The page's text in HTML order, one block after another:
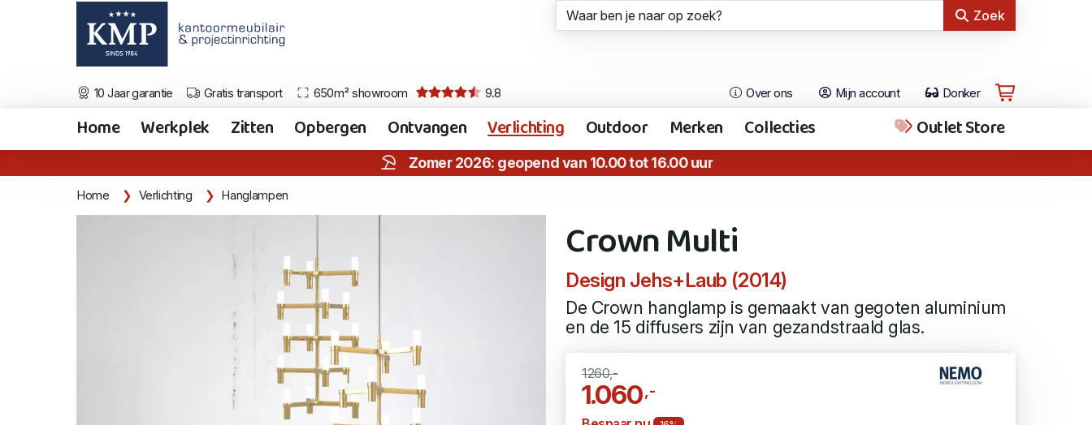
Zoek
10 Jaar garantie Gratis transport 650m² showroom 9.8 Over ons Mijn account Donker
Home Werkplek Zitten Opbergen Ontvangen Verlichting Outdoor Merken Collecties Outlet Store
Zomer 2026: geopend van 10.00 tot 16.00 uur
Home Verlichting Hanglampen
Crown Multi
Design Jehs+Laub (2014)
De Crown hanglamp is gemaakt van gegoten aluminium
en de 15 diffusers zijn van gezandstraald glas.
1260,-
1.060,-